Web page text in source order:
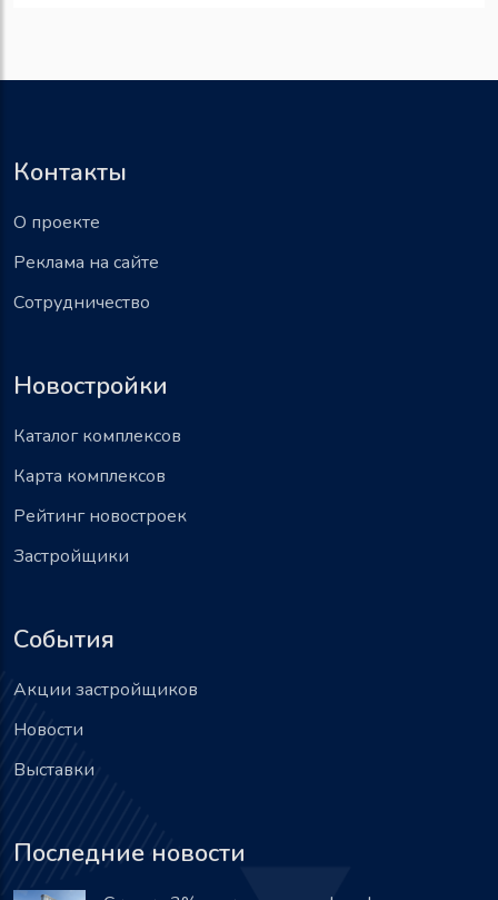
Контакты
О проекте
Реклама на сайте
Сотрудничество
Новостройки
Каталог комплексов
Карта комплексов
Рейтинг новостроек
Застройщики
События
Акции застройщиков
Новости
Выставки
Последние новости